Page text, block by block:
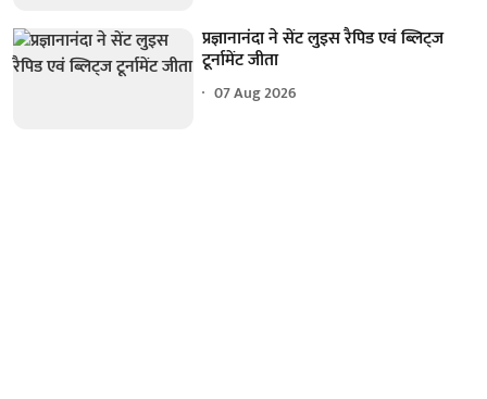
प्रज्ञानानंदा ने सेंट लुइस रैपिड एवं ब्लिट्ज
टूर्नामेंट जीता
07 Aug 2026